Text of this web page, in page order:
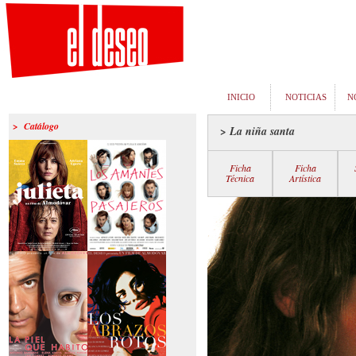
INICIO NOTICIAS
> Catálogo
>Julieta
>Los amantes
pasajeros
> La niña santa
Ficha
Técnica
Ficha
Artística